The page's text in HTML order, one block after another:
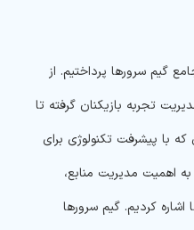
گیم سرورها پرداختیم. از
تجربه بازیکنان گرفته تا
که با پیشرفت تکنولوژی برای
اهمیت مدیریت منابع،
اشاره کردیم. گیم سرورها